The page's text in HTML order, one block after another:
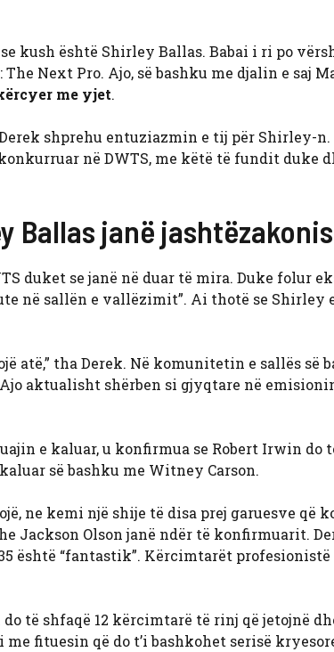
kush është Shirley Ballas. Babai i ri po
Next Pro. Ajo, së bashku me djalin e saj
me yjet.
shprehu entuziazmin e tij për Shirley-n.
në DWTS, me këtë të fundit duke
Ballas janë
duket se janë në duar të mira. Duke folur
në sallën e vallëzimit”. Ai thotë se
atë,” tha Derek. Në komunitetin e sallës së
aktualisht shërben si gjyqtare në
e kaluar, u konfirmua se Robert Irwin do
së bashku me Witney Carson.
ne kemi një shije të disa prej garuesve që
Jackson Olson janë ndër të konfirmuarit.
është “fantastik”. Kërcimtarët profesionistë
të shfaqë 12 kërcimtarë të rinj që jetojnë
fituesin që do t’i bashkohet serisë